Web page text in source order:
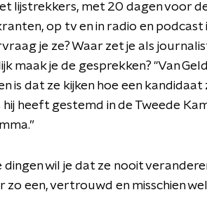
lijstrekkers, met 20 dagen voor
op tv en in radio en
je ze? Waar zet je als
maak je de gesprekken? "Van
is dat ze kijken hoe een
heeft gestemd in de Tweede
dingen wil je dat ze nooit
zo een, vertrouwd en misschien